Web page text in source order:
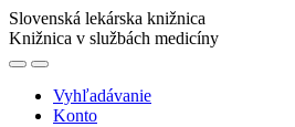
Slovenská lekárska knižnica
Knižnica v službách medicíny
Vyhľadávanie
Konto